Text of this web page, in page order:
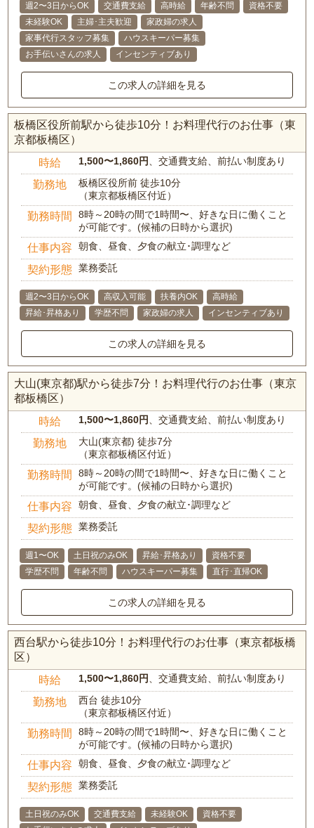
週2〜3日からOK 交通費支給 高時給 年齢不問
資格不要
未経験OK
主婦･主夫歓迎
家政婦の求人
家事代行スタッフ募集
ハウスキーパー募集
お手伝いさんの求人
インセンティブあり
この求人の詳細を見る
板橋区役所前駅から徒歩10分！お料理代行のお仕事（東
京都板橋区）
時給 1,500〜1,860円 、交通費支給、前払い制度あり
勤務地
板橋区役所前 徒歩10分
（東京都板橋区付近）
勤務時間
8時～20時の間で1時間〜、好きな日に働くこと
が可能です。(候補の日時から選択)
仕事内容 朝食、昼食、夕食の献立･調理など
契約形態 業務委託
週2〜3日からOK 高収入可能 扶養内OK
高時給
昇給･昇格あり
学歴不問 家政婦の求人 インセンティブあり
この求人の詳細を見る
大山(東京都)駅から徒歩7分！お料理代行のお仕事（東京
都板橋区）
時給 1,500〜1,860円 、交通費支給、前払い制度あり
勤務地
大山(東京都) 徒歩7分
（東京都板橋区付近）
勤務時間
8時～20時の間で1時間〜、好きな日に働くこと
が可能です。(候補の日時から選択)
仕事内容 朝食、昼食、夕食の献立･調理など
契約形態 業務委託
週1〜OK 土日祝のみOK 昇給･昇格あり
資格不要
学歴不問
年齢不問 ハウスキーパー募集 直行･直帰OK
この求人の詳細を見る
西台駅から徒歩10分！お料理代行のお仕事（東京都板橋
区）
時給 1,500〜1,860円 、交通費支給、前払い制度あり
勤務地
西台 徒歩10分
（東京都板橋区付近）
勤務時間
8時～20時の間で1時間〜、好きな日に働くこと
が可能です。(候補の日時から選択)
仕事内容 朝食、昼食、夕食の献立･調理など
契約形態 業務委託
土日祝のみOK 交通費支給 未経験OK
資格不要